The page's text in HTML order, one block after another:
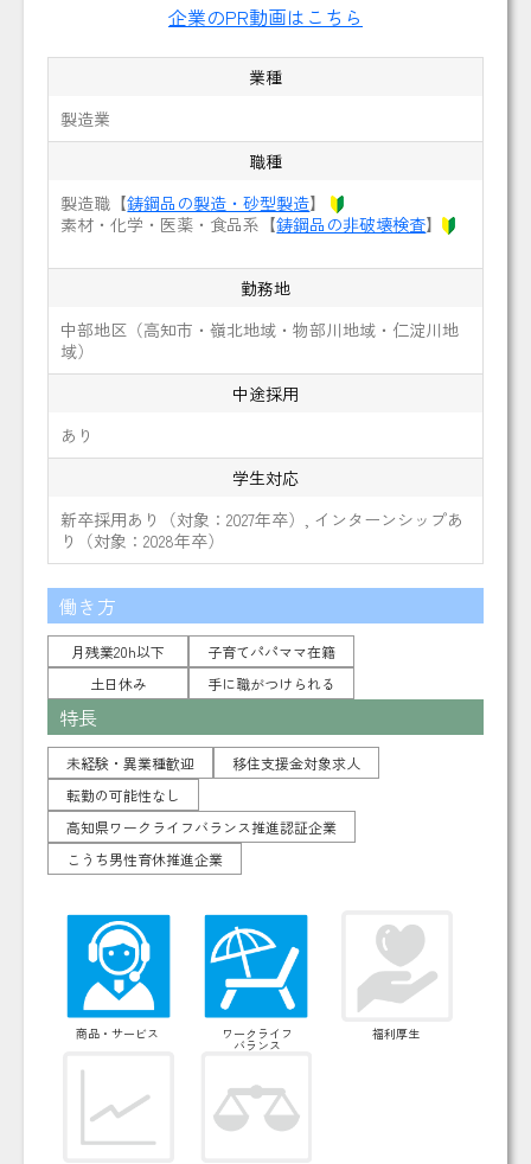
企業のPR動画はこちら
業種
製造業
職種
製造職【鋳鋼品の製造・砂型製造】
素材・化学・医薬・食品系【鋳鋼品の非破壊検査】
勤務地
中部地区（高知市・嶺北地域・物部川地域・仁淀川地
域）
中途採用
あり
学生対応
新卒採用あり（対象：2027年卒）, インターンシップあ
り（対象：2028年卒）
働き方
月残業20h以下
子育てパパママ在籍
土日休み
手に職がつけられる
特長
未経験・異業種歓迎
移住支援金対象求人
転勤の可能性なし
高知県ワークライフバランス推進認証企業
こうち男性育休推進企業
商品・サービス ワークライフ
バランス
福利厚生